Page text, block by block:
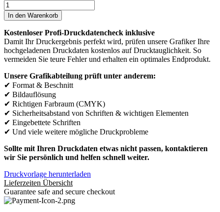
In den Warenkorb
Kostenloser Profi-Druckdatencheck inklusive
Damit Ihr Druckergebnis perfekt wird, prüfen unsere Grafiker Ihre
hochgeladenen Druckdaten kostenlos auf Drucktauglichkeit. So
vermeiden Sie teure Fehler und erhalten ein optimales Endprodukt.
Unsere Grafikabteilung prüft unter anderem:
✔ Format & Beschnitt
✔ Bildauflösung
✔ Richtigen Farbraum (CMYK)
✔ Sicherheitsabstand von Schriften & wichtigen Elementen
✔ Eingebettete Schriften
✔ Und viele weitere mögliche Druckprobleme
Sollte mit Ihren Druckdaten etwas nicht passen, kontaktieren
wir Sie persönlich und helfen schnell weiter.
Druckvorlage herunterladen
Lieferzeiten Übersicht
Guarantee safe and secure checkout